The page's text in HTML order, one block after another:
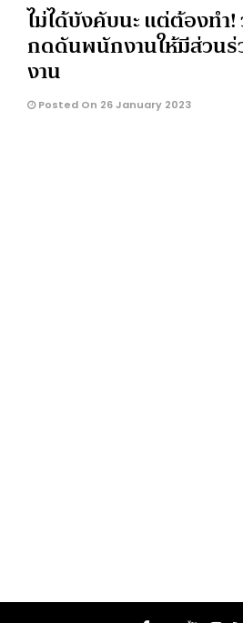
ไม่ได้บังคับนะ แต่ต้องทํา!
กดดันพนักงานให้มีส่วนร่
งาน
Posted On 26 January 2023